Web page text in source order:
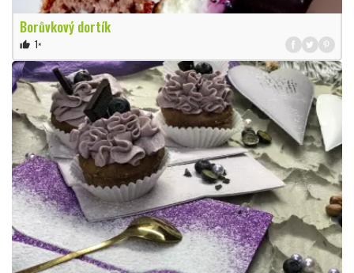
Borůvkový dortík
thumb_up 1×